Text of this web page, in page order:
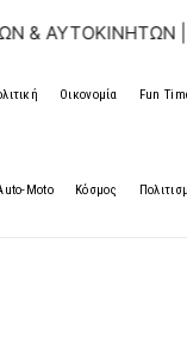
| ΔΩΡΕΑΝ
Οικονομία Fun
Moto Κόσμος